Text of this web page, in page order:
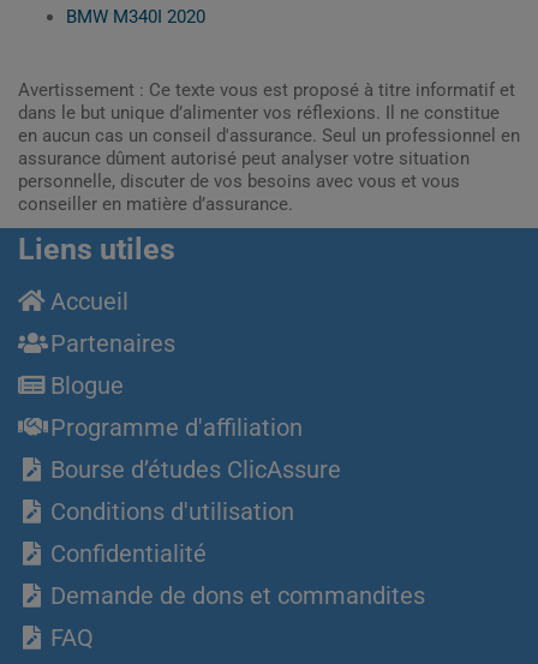
BMW M340I 2020
Avertissement : Ce texte vous est proposé à titre informatif et
dans le but unique d’alimenter vos réflexions. Il ne constitue
en aucun cas un conseil d'assurance. Seul un professionnel en
assurance dûment autorisé peut analyser votre situation
personnelle, discuter de vos besoins avec vous et vous
conseiller en matière d’assurance.
Liens utiles
Accueil
Partenaires
Blogue
Programme d'affiliation
Bourse d’études ClicAssure
Conditions d'utilisation
Confidentialité
Demande de dons et commandites
FAQ